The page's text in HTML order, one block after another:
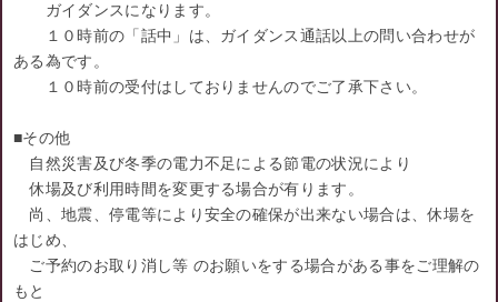
ガイダンスになります。
１０時前の「話中」は、ガイダンス通話以上の問い合わせが
ある為です。
１０時前の受付はしておりませんのでご了承下さい。
■その他
自然災害及び冬季の電力不足による節電の状況により
休場及び利用時間を変更する場合が有ります。
尚、地震、停電等により安全の確保が出来ない場合は、休場を
はじめ、
ご予約のお取り消し等 のお願いをする場合がある事をご理解の
もと